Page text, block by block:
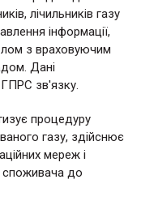
лічильників газу
інформації,
з враховуючим
Дані
зв'язку.
процедуру
газу, здійснює
мереж і
споживача до